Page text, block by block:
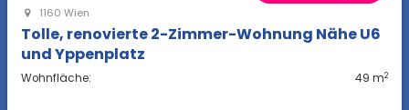
1160 Wien
Tolle, renovierte 2-Zimmer-Wohnung Nähe U6
und Yppenplatz
Wohnfläche: 49 m2